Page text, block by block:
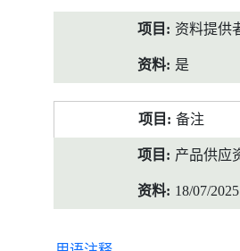
资料提供
是
备注
产品供应
18/07/2025